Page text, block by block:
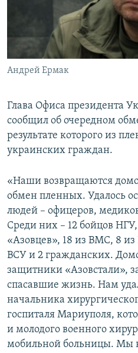
ПОБЕДИТЕЛЕЙ НЕ СУДЯТ?
КРЫМ.НЕПОКОРЕННЫЙ
УКРАИНСКАЯ ПРОБЛЕМА КРЫМА
ПРИСОЕДИНЯЙТЕСЬ!
Андрей Ермак
Глава Офиса президента
сообщил об очередном
результате которого из
украинских граждан.
«Наши возвращаются
обмен пленных. Удалось
людей – офицеров,
Среди них – 12 бойцов
«Азовцев», 18 из ВМС, 8
ВСУ и 2 гражданских.
защитники «Азовстали»,
спасавшие жизнь. Нам
начальника
госпиталя Мариуполя,
и молодого военного
мобильной больницы. Мы